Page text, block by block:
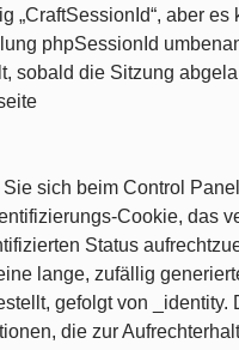
„CraftSessionId“, aber es
phpSessionId
sobald die Sitzung
Sie sich beim Control
Cookie, das
Status
lange, zufällig
gefolgt von _identity.
die zur